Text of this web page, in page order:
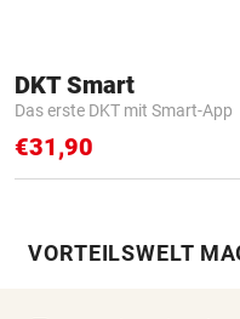
DKT Smart
Das erste DKT mit Smart-App
€31,90
VORTEILSWELT